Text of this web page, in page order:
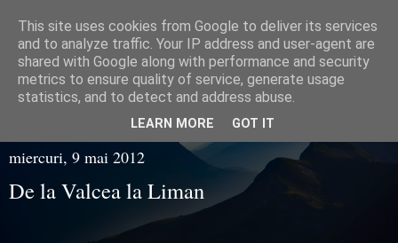
Razvan Juganaru
miercuri, 9 mai 2012
De la Valcea la Liman
This site uses cookies from Google to deliver its services
and to analyze traffic. Your IP address and user-agent are
shared with Google along with performance and security
metrics to ensure quality of service, generate usage
statistics, and to detect and address abuse.
LEARN MORE GOT IT